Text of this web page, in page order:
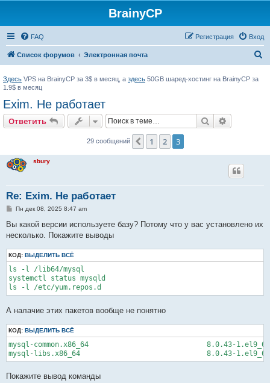
BrainyCP
FAQ Вход
Регистрация
Список форумов Электронная почта
Здесь VPS на BrainyCP за 3$ в месяц, а здесь 50GB шаред-хостинг на BrainyCP за
1.9$ в месяц
Exim. Не работает
Ответить Поиск
29 сообщений Пред.
1 2 3
sbury
Re: Exim. Не работает
С
о
щ
н
и
Пн дек 08, 2025 8:47 am
Вы какой версии используете базу? Потому что у вас установлено их
несколько. Покажите выводы
КОД: ВЫДЕЛИТЬ ВСЁ
ls -l /lib64/mysql
systemctl status mysqld
ls -l /etc/yum.repos.d
А налачие этих пакетов вообще не понятно
КОД: ВЫДЕЛИТЬ ВСЁ
mysql-common.x86_64                            8.0.43-
mysql-libs.x86_64                              8.0.43-1.el9_6
Покажите вывод команды